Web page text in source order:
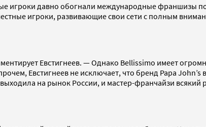
игроки давно обогнали международные франшизы
игроки, развивающие свои сети с полным
Евстигнеев. — Однако Bellissimo имеет
Евстигнеев не исключает, что бренд Papa John’s
на рынок России, и мастер-франчайзи всякий